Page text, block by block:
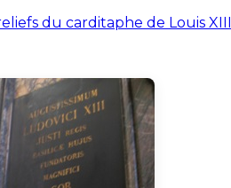
du carditaphe de Louis